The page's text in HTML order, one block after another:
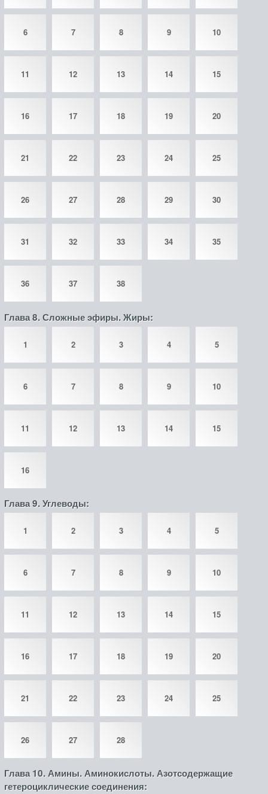
6 7 8 9 10
11 12 13 14 15
16 17 18 19 20
21 22 23 24 25
26 27 28 29 30
31 32 33 34 35
36 37 38
Глава 8. Сложные эфиры. Жиры:
1 2 3 4 5
6 7 8 9 10
11 12 13 14 15
16
Глава 9. Углеводы:
1 2 3 4 5
6 7 8 9 10
11 12 13 14 15
16 17 18 19 20
21 22 23 24 25
26 27 28
Глава 10. Амины. Аминокислоты. Азотсодержащие
гетероциклические соединения: